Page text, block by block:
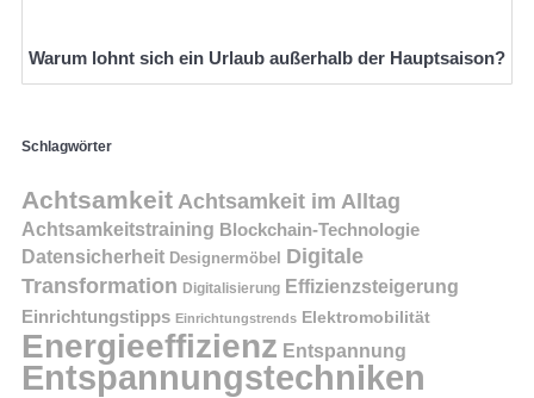
Warum lohnt sich ein Urlaub außerhalb der Hauptsaison?
Schlagwörter
Achtsamkeit Achtsamkeit im Alltag
Achtsamkeitstraining Blockchain-Technologie
Datensicherheit Designermöbel
Digitale
Transformation Digitalisierung Effizienzsteigerung
Einrichtungstipps Einrichtungstrends Elektromobilität
Energieeffizienz Entspannung
Entspannungstechniken